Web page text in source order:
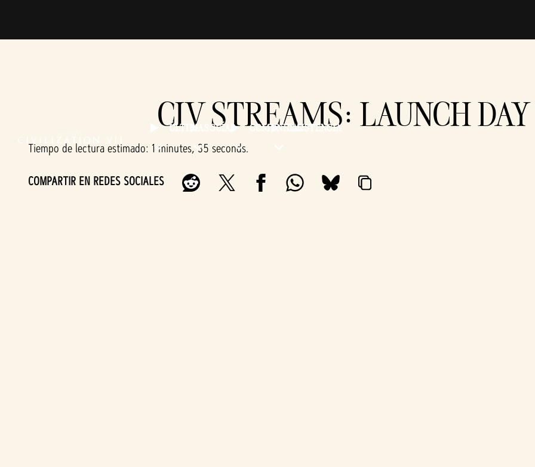
ÚLTIMAS GUÍAS COMUNIDADASISTENCIA
CIV STREAMS: LAUNCH
Tiempo de lectura estimado 1 minutes, 35 seconds
COMPARTIR EN REDES SOCIALES